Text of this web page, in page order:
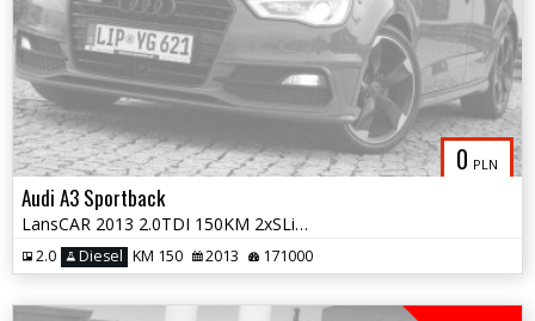
0 PLN
Audi A3 Sportback
LansCAR 2013 2.0TDI 150KM 2xSLine RadarNavSkóraDriveSelectXenonLED PDC
2.0 Diesel KM 150 2013 171000